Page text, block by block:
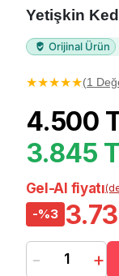
Yetişkin
Orijinal Ürün
★★★★★(1
4.500
3.845
Gel-Al fiyatı
-%3
- +